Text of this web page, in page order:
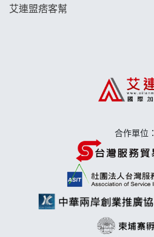
日十。早午食加盟說明會
莫尼早餐Morni加盟說明會
艾連盟痞客幫
合作單位：